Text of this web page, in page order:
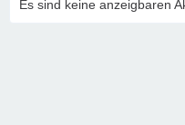
Es sind keine anzeigbaren